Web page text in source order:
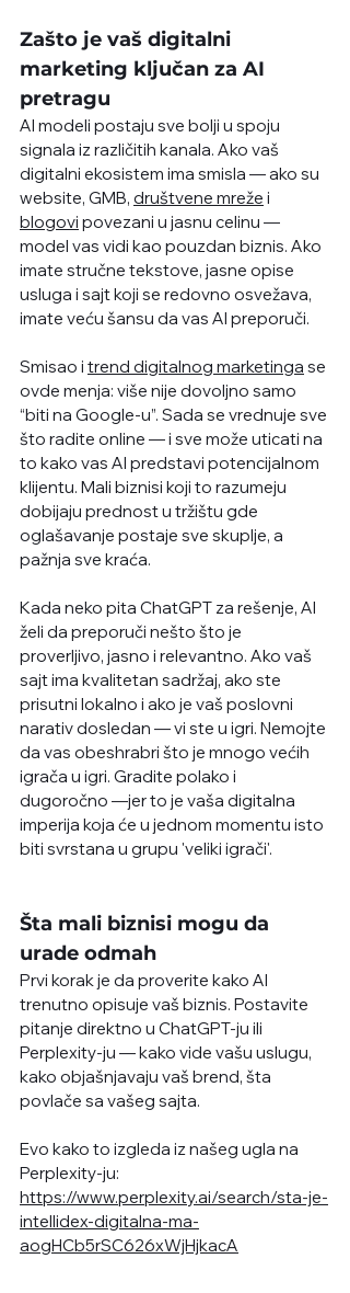
Zašto je vaš digitalni
marketing ključan za AI
pretragu
AI modeli postaju sve bolji u spoju
signala iz različitih kanala. Ako vaš
digitalni ekosistem ima smisla — ako su
website, GMB, društvene mreže i
blogovi povezani u jasnu celinu —
model vas vidi kao pouzdan biznis. Ako
imate stručne tekstove, jasne opise
usluga i sajt koji se redovno osvežava,
imate veću šansu da vas AI preporuči.
Smisao i trend digitalnog marketinga se
ovde menja: više nije dovoljno samo
“biti na Google-u”. Sada se vrednuje sve
što radite online — i sve može uticati na
to kako vas AI predstavi potencijalnom
klijentu. Mali biznisi koji to razumeju
dobijaju prednost u tržištu gde
oglašavanje postaje sve skuplje, a
pažnja sve kraća.
Kada neko pita ChatGPT za rešenje, AI
želi da preporuči nešto što je
proverljivo, jasno i relevantno. Ako vaš
sajt ima kvalitetan sadržaj, ako ste
prisutni lokalno i ako je vaš poslovni
narativ dosledan — vi ste u igri. Nemojte
da vas obeshrabri što je mnogo većih
igrača u igri. Gradite polako i
dugoročno —jer to je vaša digitalna
imperija koja će u jednom momentu isto
biti svrstana u grupu 'veliki igrači'.
Šta mali biznisi mogu da
urade odmah
Prvi korak je da proverite kako AI
trenutno opisuje vaš biznis. Postavite
pitanje direktno u ChatGPT-ju ili
Perplexity-ju — kako vide vašu uslugu,
kako objašnjavaju vaš brend, šta
povlače sa vašeg sajta.
Evo kako to izgleda iz našeg ugla na
Perplexity-ju:
https://www.perplexity.ai/search/sta-je-
intellidex-digitalna-ma-
aogHCb5rSC626xWjHjkacA